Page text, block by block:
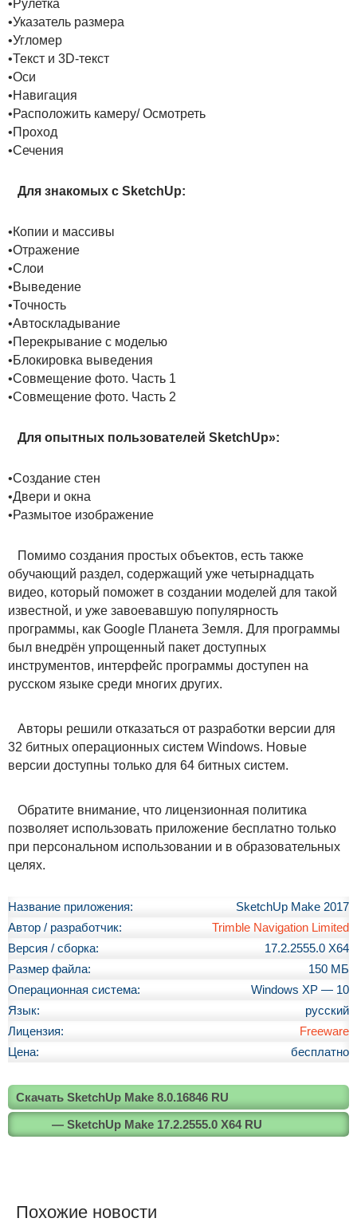
•Рулетка
•Указатель размера
•Угломер
•Текст и 3D-текст
•Оси
•Навигация
•Расположить камеру/ Осмотреть
•Проход
•Сечения
Для знакомых с SketchUp:
•Копии и массивы
•Отражение
•Слои
•Выведение
•Точность
•Автоскладывание
•Перекрывание с моделью
•Блокировка выведения
•Совмещение фото. Часть 1
•Совмещение фото. Часть 2
Для опытных пользователей SketchUp»:
•Создание стен
•Двери и окна
•Размытое изображение
Помимо создания простых объектов, есть также
обучающий раздел, содержащий уже четырнадцать
видео, который поможет в создании моделей для такой
известной, и уже завоевавшую популярность
программы, как Google Планета Земля. Для программы
был внедрён упрощенный пакет доступных
инструментов, интерфейс программы доступен на
русском языке среди многих других.
Авторы решили отказаться от разработки версии для
32 битных операционных систем Windows. Новые
версии доступны только для 64 битных систем.
Обратите внимание, что лицензионная политика
позволяет использовать приложение бесплатно только
при персональном использовании и в образовательных
целях.
Название приложения:
SketchUp Make 2017
Автор / разработчик:
Trimble Navigation Limited
Версия / сборка:
17.2.2555.0 X64
Размер файла:
150 МБ
Операционная система:
Windows XP — 10
Язык:
русский
Лицензия:
Freeware
Цена:
бесплатно
Скачать SketchUp Make 8.0.16846 RU
— SketchUp Make 17.2.2555.0 X64 RU
Похожие новости